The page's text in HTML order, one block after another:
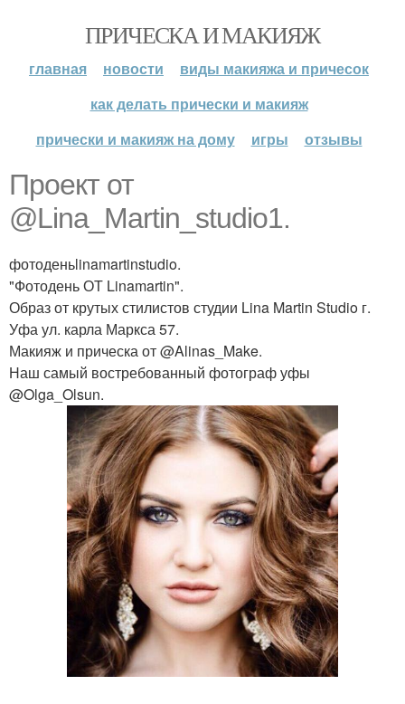
ПРИЧЕСКА И МАКИЯЖ
главная новости
виды макияжа и причесок
как делать прически и макияж
прически и макияж на дому
игры отзывы
Проект от
@Lina_Martin_studio1.
фотоденьlinamartinstudio.
"Фотодень ОТ Linamartin".
Образ от крутых стилистов студии Lina Martin Studio г.
Уфа ул. карла Маркса 57.
Макияж и прическа от @Alinas_Make.
Наш самый востребованный фотограф уфы
@Olga_Olsun.